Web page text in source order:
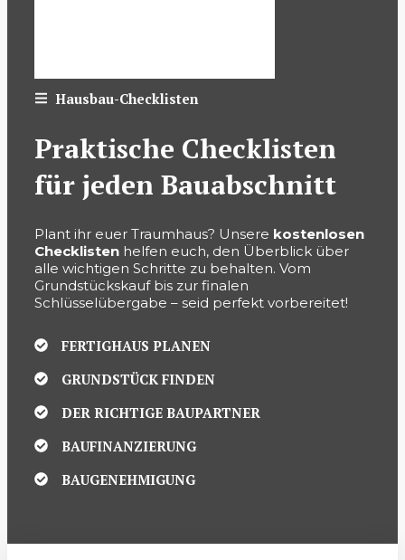
Hausbau-Checklisten
Praktische Checklisten
für jeden Bauabschnitt
Plant ihr euer Traumhaus? Unsere kostenlosen
Checklisten helfen euch, den Überblick über
alle wichtigen Schritte zu behalten. Vom
Grundstückskauf bis zur finalen
Schlüsselübergabe – seid perfekt vorbereitet!
FERTIGHAUS PLANEN
GRUNDSTÜCK FINDEN
DER RICHTIGE BAUPARTNER
BAUFINANZIERUNG
BAUGENEHMIGUNG